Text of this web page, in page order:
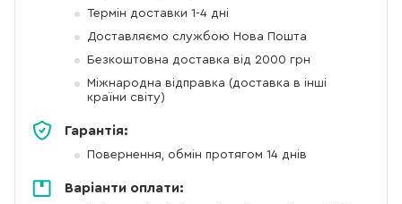
Термін доставки 1-4 дні
Доставляємо службою Нова Пошта
Безкоштовна доставка від 2000 грн
Міжнародна відправка (доставка в інші
країни світу)
Гарантія:
Повернення, обмін протягом 14 днів
Варіанти оплати: